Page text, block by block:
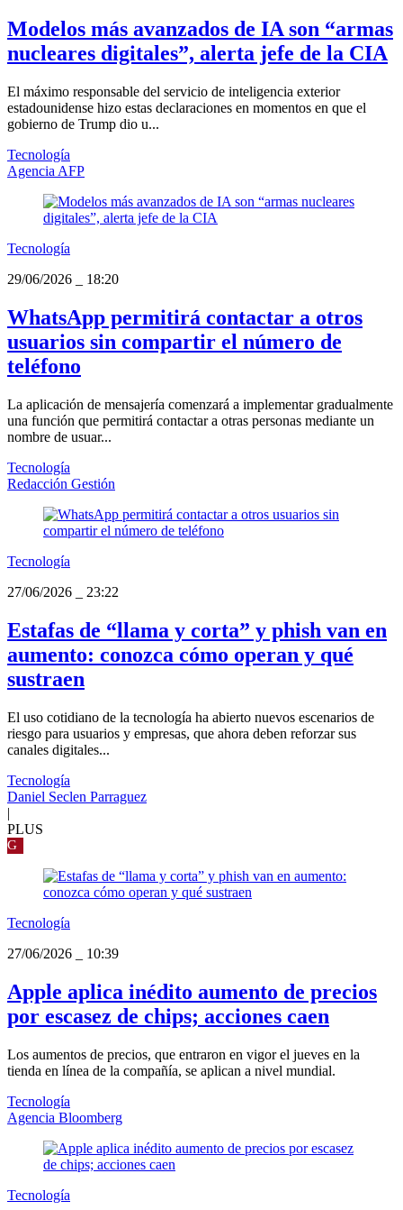
Modelos más avanzados de IA son “armas
nucleares digitales”, alerta jefe de la CIA
El máximo responsable del servicio de inteligencia exterior
estadounidense hizo estas declaraciones en momentos en que el
gobierno de Trump dio u...
Tecnología
Agencia AFP
Tecnología
29/06/2026
18:20
WhatsApp permitirá contactar a otros
usuarios sin compartir el número de
teléfono
La aplicación de mensajería comenzará a implementar gradualmente
una función que permitirá contactar a otras personas mediante un
nombre de usuar...
Tecnología
Redacción Gestión
Tecnología
27/06/2026
23:22
Estafas de “llama y corta” y phish van en
aumento: conozca cómo operan y qué
sustraen
El uso cotidiano de la tecnología ha abierto nuevos escenarios de
riesgo para usuarios y empresas, que ahora deben reforzar sus
canales digitales...
Tecnología
Daniel Seclen Parraguez
|
PLUS
G
Tecnología
27/06/2026
10:39
Apple aplica inédito aumento de precios
por escasez de chips; acciones caen
Los aumentos de precios, que entraron en vigor el jueves en la
tienda en línea de la compañía, se aplican a nivel mundial.
Tecnología
Agencia Bloomberg
Tecnología